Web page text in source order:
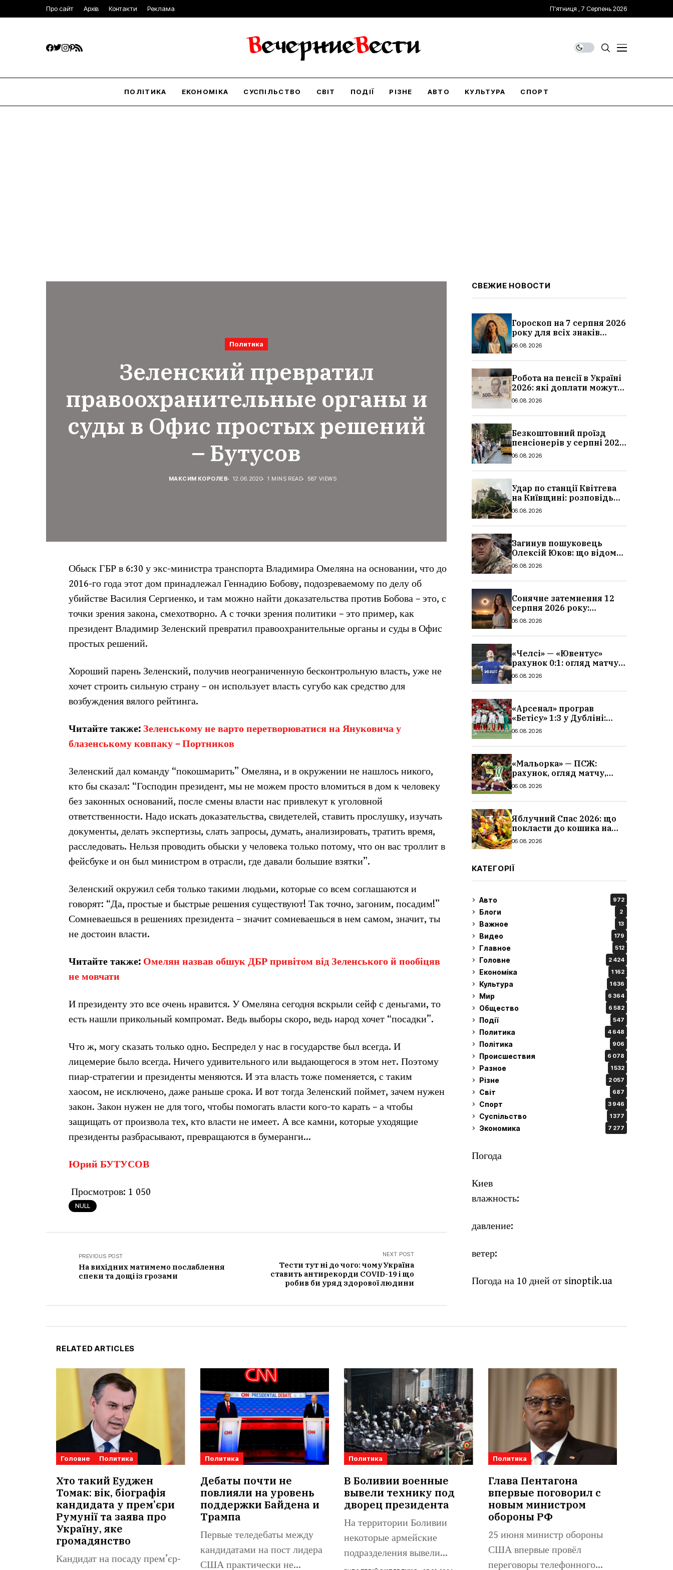
Про сайт Архів Контакти Реклама П’ятниця , 7 Серпень 2026
ПОЛІТИКА ЕКОНОМІКА СУСПІЛЬСТВО СВІТ ПОДІЇ РІЗНЕ АВТО КУЛЬТУРА СПОРТ
Политика
Зеленский превратил
правоохранительные органы и
суды в Офис простых решений
– Бутусов
МАКСИМ КОРОЛЕВ 12.06.2020 1 MINS READ 587 VIEWS
Обыск ГБР в 6:30 у экс-министра транспорта Владимира Омеляна на основании, что до
2016-го года этот дом принадлежал Геннадию Бобову, подозреваемому по делу об
убийстве Василия Сергиенко, и там можно найти доказательства против Бобова – это, с
точки зрения закона, смехотворно. А с точки зрения политики – это пример, как
президент Владимир Зеленский превратил правоохранительные органы и суды в Офис
простых решений.
Хороший парень Зеленский, получив неограниченную бесконтрольную власть, уже не
хочет строить сильную страну – он использует власть сугубо как средство для
возбуждения вялого рейтинга.
Читайте также: Зеленському не варто перетворюватися на Януковича у
блазенському ковпаку – Портников
Зеленский дал команду “покошмарить” Омеляна, и в окружении не нашлось никого,
кто бы сказал: “Господин президент, мы не можем просто вломиться в дом к человеку
без законных оснований, после смены власти нас привлекут к уголовной
ответственности. Надо искать доказательства, свидетелей, ставить прослушку, изучать
документы, делать экспертизы, слать запросы, думать, анализировать, тратить время,
расследовать. Нельзя проводить обыски у человека только потому, что он вас троллит в
фейсбуке и он был министром в отрасли, где давали большие взятки”.
Зеленский окружил себя только такими людьми, которые со всем соглашаются и
говорят: “Да, простые и быстрые решения существуют! Так точно, загоним, посадим!”
Сомневаешься в решениях президента – значит сомневаешься в нем самом, значит, ты
не достоин власти.
Читайте также: Омелян назвав обшук ДБР привітом від Зеленського й пообіцяв
не мовчати
И президенту это все очень нравится. У Омеляна сегодня вскрыли сейф с деньгами, то
есть нашли прикольный компромат. Ведь выборы скоро, ведь народ хочет “посадки”.
Что ж, могу сказать только одно. Беспредел у нас в государстве был всегда. И
лицемерие было всегда. Ничего удивительного или выдающегося в этом нет. Поэтому
пиар-стратегии и президенты меняются. И эта власть тоже поменяется, с таким
хаосом, не исключено, даже раньше срока. И вот тогда Зеленский поймет, зачем нужен
закон. Закон нужен не для того, чтобы помогать власти кого-то карать – а чтобы
защищать от произвола тех, кто власти не имеет. А все камни, которые уходящие
президенты разбрасывают, превращаются в бумеранги…
Юрий БУТУСОВ
Просмотров: 1 050
NULL
PREVIOUS POST
На вихідних матимемо послаблення
спеки та дощі із грозами
NEXT POST
Тести тут ні до чого: чому Україна
ставить антирекорди COVID-19 і що
робив би уряд здорової людини
СВЕЖИЕ НОВОСТИ
Гороскоп на 7 серпня 2026
року для всіх знаків
зодіаку: кому пощастить у
06.08.2026
Робота на пенсії в Україні
2026: які доплати можуть
скасувати, про що
06.08.2026
Безкоштовний проїзд
пенсіонерів у серпні 2026
в Україні: де діє пільга,
06.08.2026
Удар по станції Квітгева
на Київщині: розповідь
очевидців, як вісім людей
сталося
06.08.2026
Загинув пошуковець
Олексій Юков: що відомо
про його роботу, хто він
06.08.2026
Сонячне затемнення 12
серпня 2026 року:
гороскоп, кому із знаків
06.08.2026
«Челсі» — «Ювентус»
рахунок 0:1: огляд матчу
та вихід Мудрика
06.08.2026
«Арсенал» програв
«Бетісу» 1:3 у Дубліні:
огляд матчу та всі голи
06.08.2026
«Мальорка» — ПСЖ:
рахунок, огляд матчу,
голи та склад парижан
06.08.2026
Яблучний Спас 2026: що
покласти до кошика на
освячення, які фрукти,
06.08.2026
КАТЕГОРІЇ
Авто 972
Блоги 2
Важное 13
Видео 179
Главное 512
Головне 2 424
Економіка 1 162
Культура 1 636
Мир 6 364
Общество 6 582
Події 547
Политика 4 648
Політика 906
Происшествия 6 078
Разное 1 532
Різне 2 057
Світ 687
Спорт 3 946
Суспільство 1 377
Экономика 7 277
Погода
Киев
влажность:
давление:
ветер:
Погода на 10 дней от sinoptik.ua
RELATED ARTICLES
Головне Политика
Хто такий Еуджен
Томак: вік, біографія
кандидата у прем’єри
Румунії та заява про
Україну, яке
громадянство
Кандидат на посаду прем’єр-
Политика
Дебаты почти не
повлияли на уровень
поддержки Байдена и
Трампа
Первые теледебаты между
кандидатами на пост лидера
США практически не
Политика
В Боливии военные
вывели технику под
дворец президента
На территории Боливии
некоторые армейские
подразделения вывели
Политика
Глава Пентагона
впервые поговорил с
новым министром
обороны РФ
25 июня министр обороны
США впервые провёл
переговоры телефонного